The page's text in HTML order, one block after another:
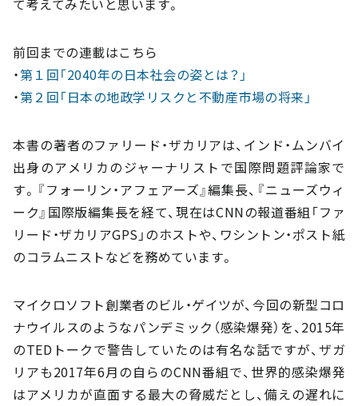
て考えてみたいと思います。
前回までの連載はこちら
・第１回「2040年の日本社会の姿とは？」
・第２回「日本の地政学リスクと不動産市場の将来」
本書の著者のファリード・ザカリアは、インド・ムンバイ
出身のアメリカのジャーナリストで国際問題評論家で
す。『フォーリン・アフェアーズ』編集長、『ニューズウィ
ーク』国際版編集長を経て、現在はCNNの報道番組「ファ
リード・ザカリアGPS」のホストや、ワシントン・ポスト紙
のコラムニストなどを務めています。
マイクロソフト創業者のビル・ゲイツが、今回の新型コロ
ナウイルスのようなパンデミック（感染爆発）を、2015年
のTEDトークで警告していたのは有名な話ですが、ザガ
リアも2017年6月の自らのCNN番組で、世界的感染爆発
はアメリカが直面する最大の脅威だとし、備えの遅れに